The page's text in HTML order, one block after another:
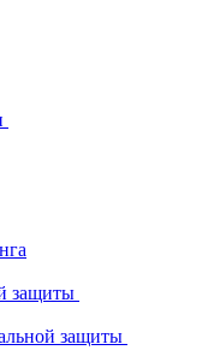
защиты
защиты